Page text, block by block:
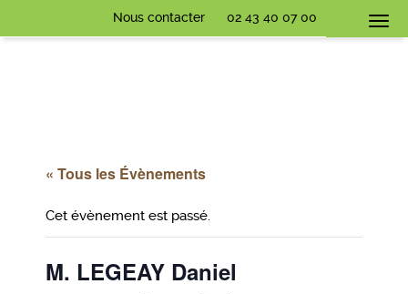
Nous contacter 02 43 40 07 00
« Tous les Évènements
Cet évènement est passé.
M. LEGEAY Daniel